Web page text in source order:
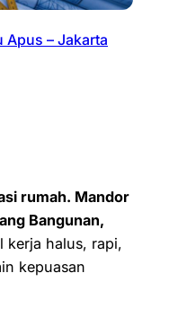
Apus – Jakarta
rumah. Mandor
Bangunan,
kerja halus, rapi,
kepuasan